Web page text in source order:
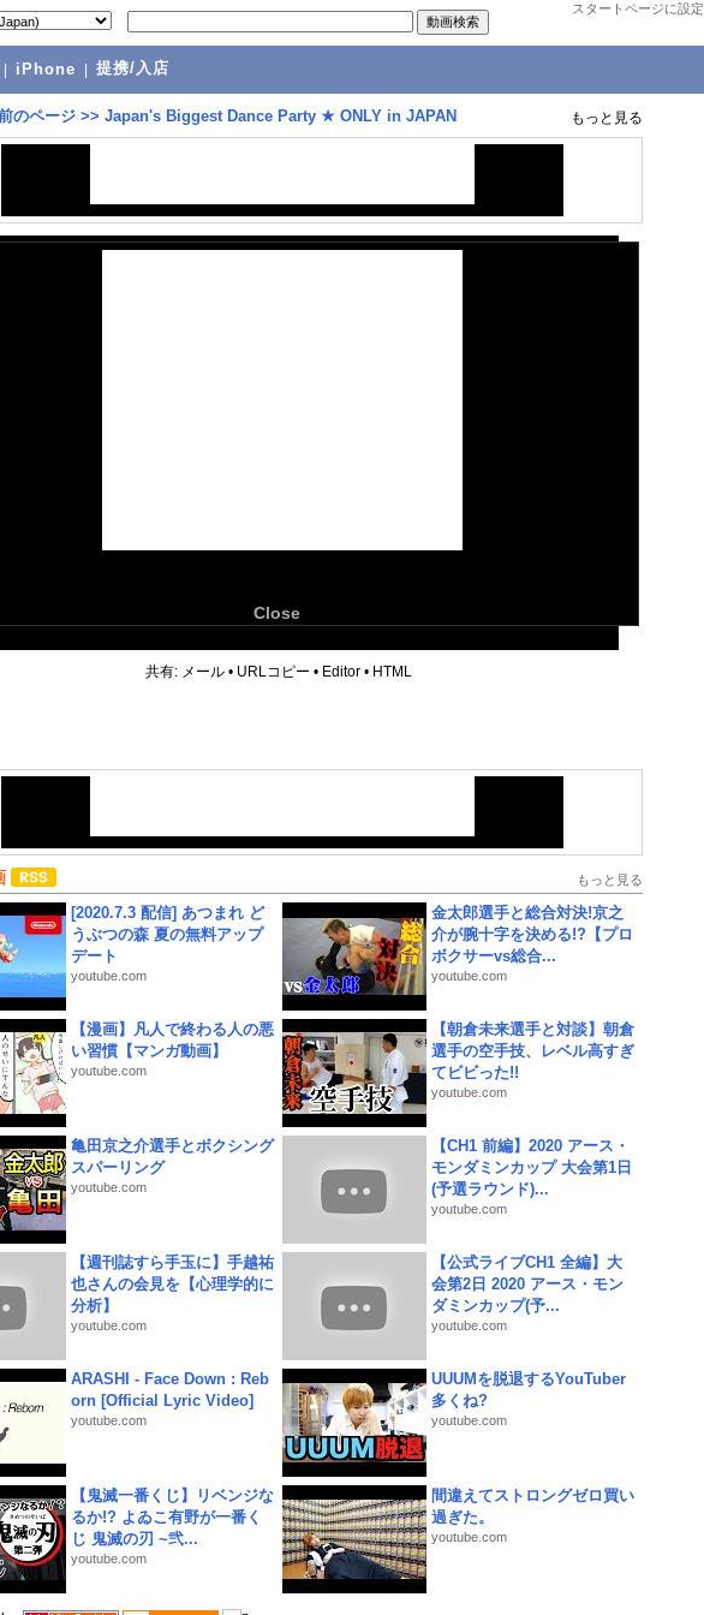
スタートページに設定
iPhone 提携/入店
のページ >> Japan's Biggest Dance Party ★ ONLY in JAPAN もっと見る
Close
共有: メール • URLコピー • Editor • HTML
もっと見る
[2020.7.3 配信] あつまれ ど
うぶつの森 夏の無料アップ
デート
youtube.com
金太郎選手と総合対決!京之
介が腕十字を決める!?【プロ
ボクサーvs総合...
youtube.com
【漫画】凡人で終わる人の悪
い習慣【マンガ動画】
youtube.com
【朝倉未来選手と対談】朝倉
選手の空手技、レベル高すぎ
てビビった!!
youtube.com
亀田京之介選手とボクシング
スパーリング
youtube.com
【CH1 前編】2020 アース・
モンダミンカップ 大会第1日
(予選ラウンド)...
youtube.com
【週刊誌すら手玉に】手越祐
也さんの会見を【心理学的に
分析】
youtube.com
【公式ライブCH1 全編】大
会第2日 2020 アース・モン
ダミンカップ(予...
youtube.com
ARASHI - Face Down : Reb
orn [Official Lyric Video]
youtube.com
UUUMを脱退するYouTuber
多くね?
youtube.com
【鬼滅一番くじ】リベンジな
るか!? よゐこ有野が一番く
じ 鬼滅の刃 ~弐...
youtube.com
間違えてストロングゼロ買い
過ぎた。
youtube.com